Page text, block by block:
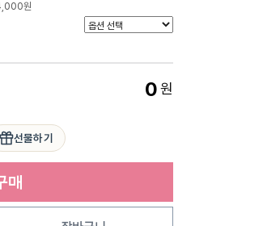
원
0원
선물하기
매